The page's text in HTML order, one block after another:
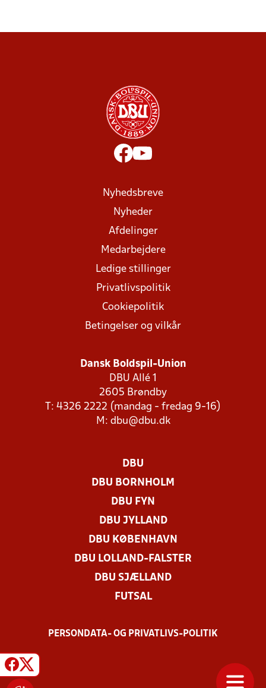
Nyhedsbreve
Nyheder
Afdelinger
Medarbejdere
Ledige stillinger
Privatlivspolitik
Cookiepolitik
Betingelser og vilkår
Dansk Boldspil-Union
DBU Allé 1
2605 Brøndby
T: 4326 2222 (mandag - fredag 9-16)
M: dbu@dbu.dk
DBU
DBU BORNHOLM
DBU FYN
DBU JYLLAND
DBU KØBENHAVN
DBU LOLLAND-FALSTER
DBU SJÆLLAND
FUTSAL
PERSONDATA- OG PRIVATLIVS-POLITIK